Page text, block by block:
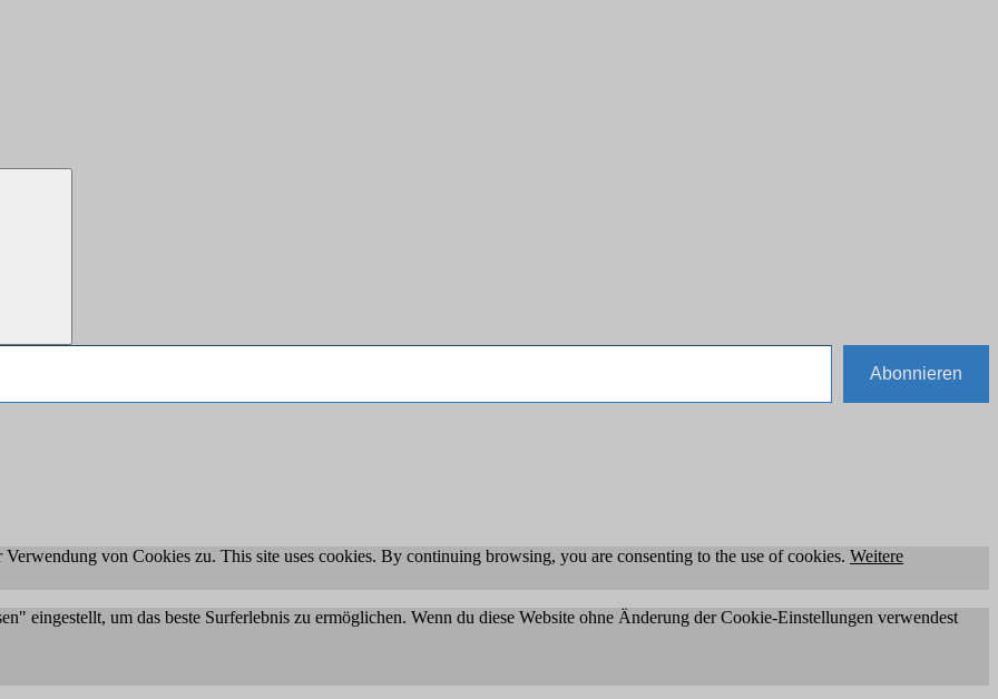
Abonnieren
von Cookies zu. This site uses cookies. By continuing browsing, you are consenting to the use of cookies. Weitere
eingestellt, um das beste Surferlebnis zu ermöglichen. Wenn du diese Website ohne Änderung der Cookie-Einstellungen verwendest